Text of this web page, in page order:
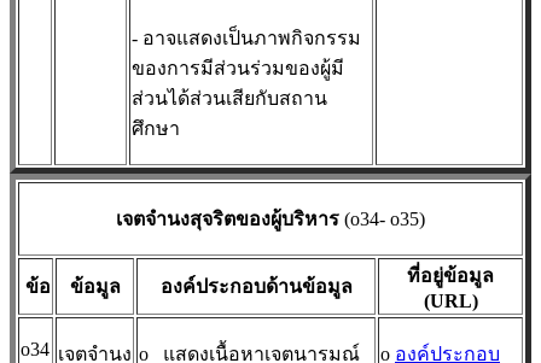
- อาจแสดงเป็นภาพกิจกรรม
ของการมีส่วนร่วมของผู้มี
ส่วนได้ส่วนเสียกับสถาน
ศึกษา
เจตจำนงสุจริตของผู้บริหาร (o34- o35)
ข้อ ข้อมูล องค์ประกอบด้านข้อมูล
ที่อยู่ข้อมูล
(URL)
o34 เจตจำนง o แสดงเนื้อหาเจตนารมณ์
o องค์ประกอบ